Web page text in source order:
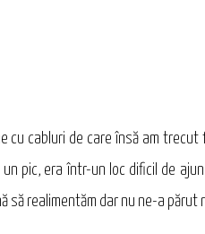
cu cabluri de care însă am trecut
un pic, era într-un loc dificil de
să realimentăm dar nu ne-a părut